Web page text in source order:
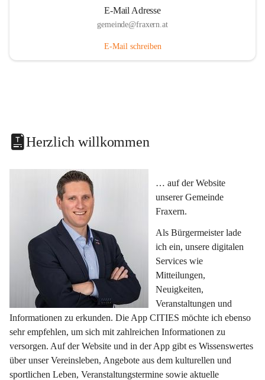
E-Mail Adresse
gemeinde@fraxern.at
E-Mail schreiben
Herzlich willkommen
… auf der Website
unserer Gemeinde
Fraxern.
Als Bürgermeister lade
ich ein, unsere digitalen
Services wie
Mitteilungen,
Neuigkeiten,
Veranstaltungen und
Informationen zu erkunden. Die App CITIES möchte ich ebenso
sehr empfehlen, um sich mit zahlreichen Informationen zu
versorgen. Auf der Website und in der App gibt es Wissenswertes
über unser Vereinsleben, Angebote aus dem kulturellen und
sportlichen Leben, Veranstaltungstermine sowie aktuelle